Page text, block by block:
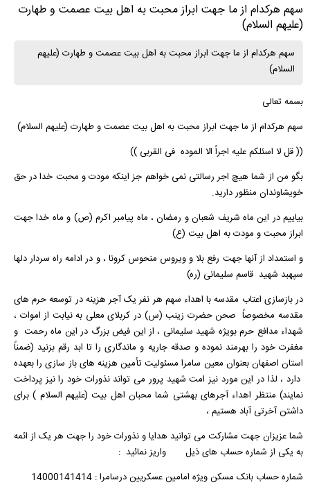
سهم هرکدام از ما جهت ابراز محبت به اهل بیت عصمت و طهارت
(علیهم السلام)
سهم هرکدام از ما جهت ابراز محبت به اهل بیت عصمت و طهارت (علیهم
السلام)
بسمه تعالی
سهم هرکدام از ما جهت ابراز محبت به اهل بیت عصمت و طهارت (علیهم السلام)
(( قل لا اسئلکم علیه اجراً الا الموده فی القربی ))
بگو من از شما هیچ اجر رسالتی نمی خواهم جز اینکه مودت و محبت خدا در حق
خویشاوندان منظور دارید.
بیاییم در این ماه شریف شعبان و رمضان ، ماه پیامبر اکرم (ص) و ماه خدا جهت
ابراز محبت و مودت به اهل بیت (ع)
و استمداد از آنها جهت رفع بلا و ویروس منحوس کرونا ، و در ادامه راه سردار دلها
سپهبد شهید قاسم سلیمانی (ره)
در بازسازی اعتاب مقدسه با اهداء سهم هر نفر یک آجر هزینه در توسعه حرم های
مقدسه مخصوصاً صحن حضرت زینب (س) در کربلای معلی به نیابت از اموات ،
شهداء مدافع حرم بویژه شهید سلیمانی ، از این فیض بزرگ در این ماه رحمت و
مغفرت خود را بهرمند نموده و صدقه جاریه و ماندگاری را تا ابد رقم بزنید (ضمناً
استان اصفهان بعنوان معین سامرا مسئولیت تأمین هزینه های باز سازی را بعهده
دارد ، لذا در این مورد نیز امت شهید پرور می تواند نذورات خود را نیز پرداخت
نمایند) منتظر اهداء آجرهای بهشتی شما محبان اهل بیت (علیهم السلام ) برای
داشتن آخرتی آباد هستیم ،
شما عزیزان جهت مشارکت می توانید هدایا و نذورات خود را جهت هر یک از ائمه
به یکی از شماره حساب های ذیل واریز نمائید :
شماره حساب بانک مسکن ویژه امامین عسکریین درسامرا : 14000141414